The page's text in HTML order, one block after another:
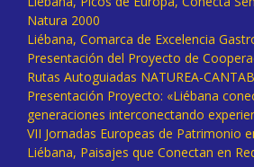
Natura 2000
Liébana, Comarca de Excelencia
Presentación del Proyecto de
Rutas Autoguiadas NATUREA-
Presentación Proyecto: «Liébana
generaciones interconectando
VII Jornadas Europeas de Patrimonio
Liébana, Paisajes que Conectan en